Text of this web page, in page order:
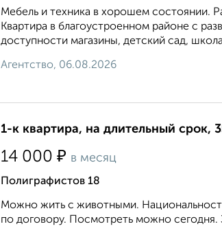
Мебель и техника в хорошем состоянии.
Квартира в благоустроенном районе с
доступности магазины, детский сад,
Агентство, 06.08.2026
1-к квартира, на длительный срок,
14 000 ₽ в месяц
Полиграфистов 18
Можно жить с животными.
по договору. Посмотреть можно сегодня.